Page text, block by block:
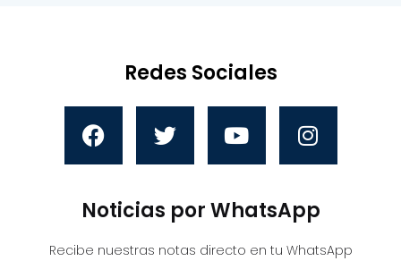
Redes Sociales
Noticias por WhatsApp
Recibe nuestras notas directo en tu WhatsApp